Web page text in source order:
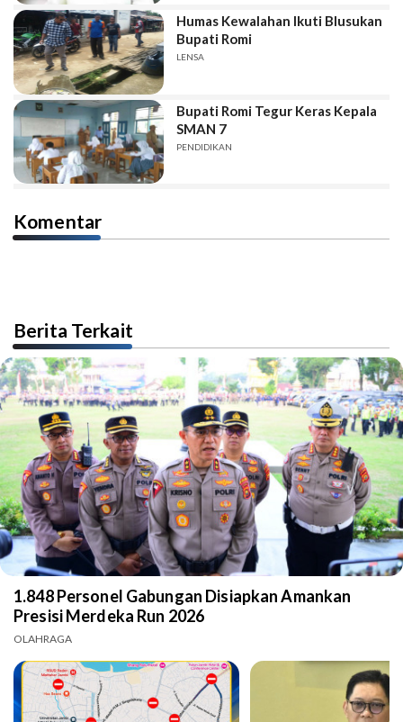
Humas Kewalahan Ikuti Blusukan
Bupati Romi
LENSA
Bupati Romi Tegur Keras Kepala
SMAN 7
PENDIDIKAN
Komentar
Berita Terkait
1.848 Personel Gabungan Disiapkan Amankan
Presisi Merdeka Run 2026
OLAHRAGA